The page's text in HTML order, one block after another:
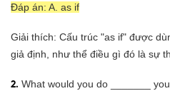
Đáp án: A. as if
Giải thích: Cấu trúc "as if" được
giả định, như thể điều gì đó là sự
2. What would you do _______